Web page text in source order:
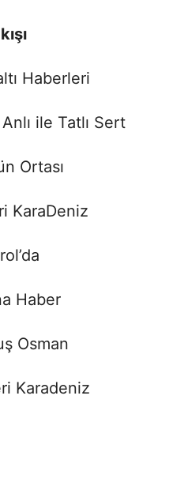
Haberleri
ile Tatlı Sert
Ortası
KaraDeniz
Haber
Osman
Karadeniz